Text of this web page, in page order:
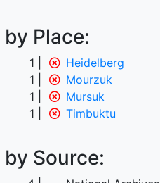
by Place:
1
Heidelberg
1
Mourzuk
1
Mursuk
1
Timbuktu
by Source: